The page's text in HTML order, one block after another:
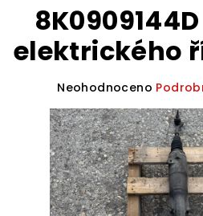
elektrického
Průměrné
produktu
je
0,0
z
5
hvězdiček.
Neohodnoceno